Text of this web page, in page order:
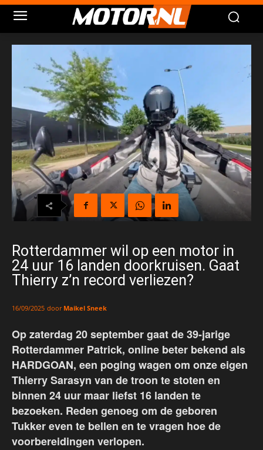
Rotterdammer wil op een motor in
24 uur 16 landen doorkruisen. Gaat
Thierry z’n record verliezen?
16/09/2025 door Maikel Sneek
Op zaterdag 20 september gaat de 39-jarige
Rotterdammer Patrick, online beter bekend als
HARDGOAN, een poging wagen om onze eigen
Thierry Sarasyn van de troon te stoten en
binnen 24 uur maar liefst 16 landen te
bezoeken. Reden genoeg om de geboren
Tukker even te bellen en te vragen hoe de
voorbereidingen verlopen.